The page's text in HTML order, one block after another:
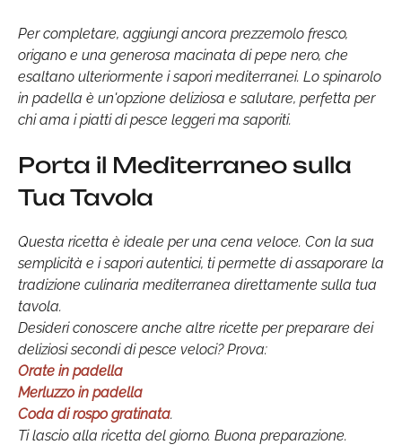
Per completare, aggiungi ancora prezzemolo fresco,
origano e una generosa macinata di pepe nero, che
esaltano ulteriormente i sapori mediterranei. Lo spinarolo
in padella è un'opzione deliziosa e salutare, perfetta per
chi ama i piatti di pesce leggeri ma saporiti.
Porta il Mediterraneo sulla
Tua Tavola
Questa ricetta è ideale per una cena veloce. Con la sua
semplicità e i sapori autentici, ti permette di assaporare la
tradizione culinaria mediterranea direttamente sulla tua
tavola.
Desideri conoscere anche altre ricette per preparare dei
deliziosi secondi di pesce veloci? Prova:
Orate in padella
Merluzzo in padella
Coda di rospo gratinata.
Ti lascio alla ricetta del giorno. Buona preparazione.